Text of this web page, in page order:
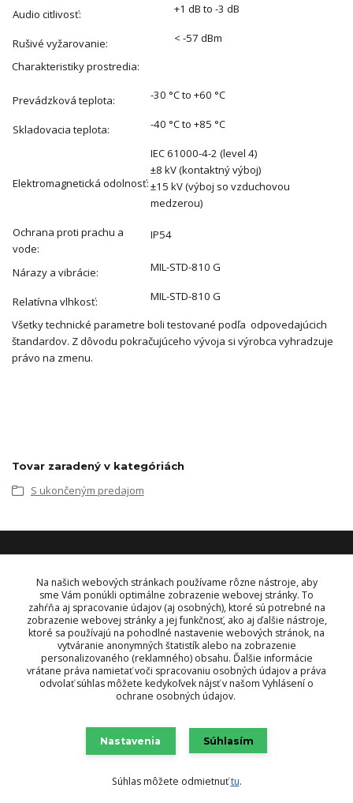
Audio citlivosť: +1 dB to -3 dB
Rušivé vyžarovanie:
< -57 dBm
Charakteristiky prostredia:
Prevádzková teplota: -30 °C to +60 °C
Skladovacia teplota: -40 °C to +85 °C
Elektromagnetická odolnosť:
IEC 61000-4-2 (level 4)
±8 kV (kontaktný výboj)
±15 kV (výboj so vzduchovou
medzerou)
Ochrana proti prachu a
vode:
IP54
Nárazy a vibrácie: MIL-STD-810 G
Relatívna vlhkosť:
MIL-STD-810 G
Všetky technické parametre boli testované podľa odpovedajúcich
štandardov. Z dôvodu pokračujúceho vývoja si výrobca vyhradzuje
právo na zmenu.
Tovar zaradený v kategóriách
S ukončeným predajom
KONTAKT
OBJEDNÁVKY A INFORMÁCIE
+421 948 229 224
info@vysielacky.com
Vytvorené na Eshop-rychlo.sk
Na našich webových stránkach používame rôzne nástroje, aby
sme Vám ponúkli optimálne zobrazenie webovej stránky. To
zahŕňa aj spracovanie údajov (aj osobných), ktoré sú potrebné na
zobrazenie webovej stránky a jej funkčnosť, ako aj ďalšie nástroje,
ktoré sa používajú na pohodlné nastavenie webových stránok, na
vytváranie anonymných štatistík alebo na zobrazenie
personalizovaného (reklamného) obsahu. Ďalšie informácie
vrátane práva namietať voči spracovaniu osobných údajov a práva
odvolať súhlas môžete kedykoľvek nájsť v našom Vyhlásení o
ochrane osobných údajov.
Nastavenia Súhlasím
Súhlas môžete odmietnuťtu.